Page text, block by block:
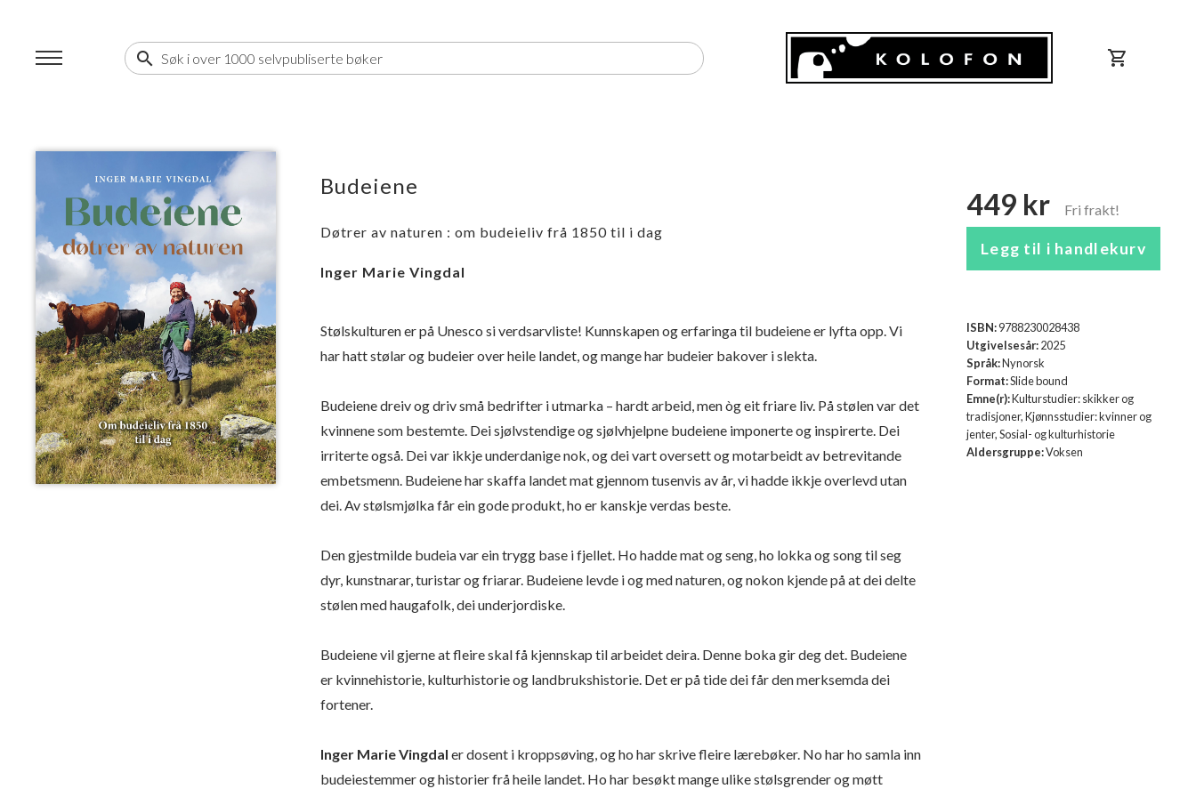
search shopping_cart
Budeiene
Døtrer av naturen : om budeieliv frå 1850 til i dag
Inger Marie Vingdal
449 kr
Legg til i handlekurv
Stølskulturen er på Unesco si verdsarvliste! Kunnskapen og erfaringa til budeiene er lyfta opp. Vi
har hatt stølar og budeier over heile landet, og mange har budeier bakover i slekta.
Budeiene dreiv og driv små bedrifter i utmarka – hardt arbeid, men òg eit friare liv. På stølen var det
kvinnene som bestemte. Dei sjølvstendige og sjølvhjelpne budeiene imponerte og inspirerte. Dei
irriterte også. Dei var ikkje underdanige nok, og dei vart oversett og motarbeidt av betrevitande
embetsmenn. Budeiene har skaffa landet mat gjennom tusenvis av år, vi hadde ikkje overlevd utan
dei. Av stølsmjølka får ein gode produkt, ho er kanskje verdas beste.
Den gjestmilde budeia var ein trygg base i fjellet. Ho hadde mat og seng, ho lokka og song til seg
dyr, kunstnarar, turistar og friarar. Budeiene levde i og med naturen, og nokon kjende på at dei delte
stølen med haugafolk, dei underjordiske.
Budeiene vil gjerne at fleire skal få kjennskap til arbeidet deira. Denne boka gir deg det. Budeiene
er kvinnehistorie, kulturhistorie og landbrukshistorie. Det er på tide dei får den merksemda dei
fortener.
Inger Marie Vingdal er dosent i kroppsøving, og ho har skrive fleire lærebøker. No har ho samla inn
budeiestemmer og historier frå heile landet. Ho har besøkt mange ulike stølsgrender og møtt
ISBN:9788230028438
Utgivelsesår:2025
Språk:Nynorsk
Format:Slide bound
Emne(r):Kulturstudier: skikker og
tradisjoner, Kjønnsstudier: kvinner og
jenter, Sosial- og kulturhistorie
Aldersgruppe:Voksen